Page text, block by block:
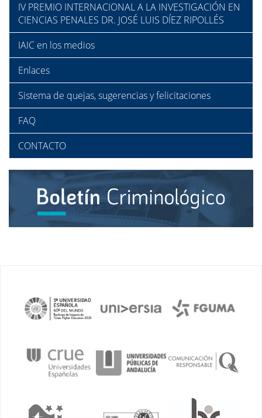
IV PREMIO INTERNACIONAL A LA INVESTIGACIÓN EN
CIENCIAS PENALES DR. JOSÉ LUIS DÍEZ RIPOLLÉS
IAIC en los medios
Enlaces
Sistema de quejas, sugerencias y felicitaciones
FAQ
CONTACTO